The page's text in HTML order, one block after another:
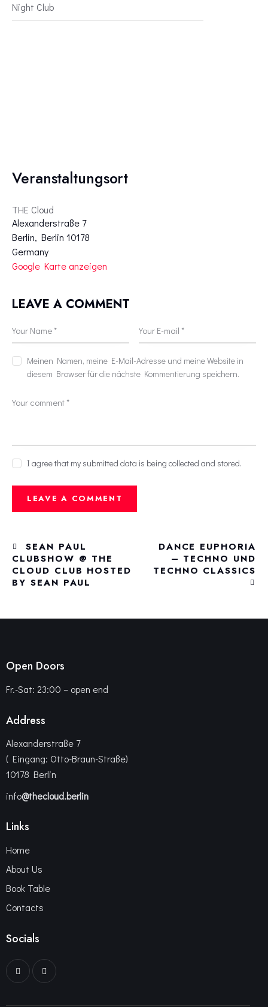
Night Club
Veranstaltungsort
THE Cloud
Alexanderstraße 7
Berlin, Berlin 10178
Germany
Google Karte anzeigen
LEAVE A COMMENT
Meinen Namen, meine E-Mail-Adresse und meine Website in
diesem Browser für die nächste Kommentierung speichern.
I agree that my submitted data is being collected and stored.
SEAN PAUL
CLUBSHOW @ THE
CLOUD CLUB HOSTED
BY SEAN PAUL
DANCE EUPHORIA
– TECHNO UND
TECHNO CLASSICS
Open Doors
Fr.-Sat: 23:00 – open end
Address
Alexanderstraße 7
( Eingang: Otto-Braun-Straße)
10178 Berlin
info@thecloud.berlin
Links
Home
About Us
Book Table
Contacts
Socials